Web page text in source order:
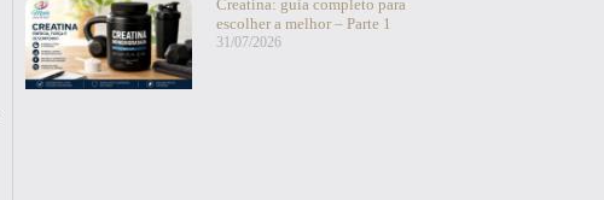
Creatina: guia completo para
escolher a melhor – Parte 1
31/07/2026